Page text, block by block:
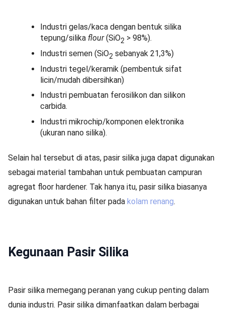
Industri gelas/kaca dengan bentuk silika
tepung/silika flour(SiO2 > 98%).
Industri semen (SiO2 sebanyak 21,3%)
Industri tegel/keramik (pembentuk sifat
licin/mudah dibersihkan)
Industri pembuatan ferosilikon dan silikon
carbida.
Industri mikrochip/komponen elektronika
(ukuran nano silika).
Selain hal tersebut di atas, pasir silika juga dapat digunakan
sebagai material tambahan untuk pembuatan campuran
agregat floor hardener. Tak hanya itu, pasir silika biasanya
digunakan untuk bahan filter pada kolam renang.
Kegunaan Pasir Silika
Pasir silika memegang peranan yang cukup penting dalam
dunia industri. Pasir silika dimanfaatkan dalam berbagai